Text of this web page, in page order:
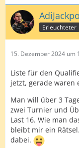
Erleuchteter
15. Dezember 2024 um
Liste für den
jetzt, gerade waren
Man will über 3
zwei Turnier und
Last 16. Wie man
bleibt mir ein
dabei.